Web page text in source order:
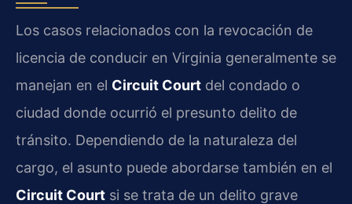
Los casos relacionados con la revocación de
licencia de conducir en Virginia generalmente se
manejan en el Circuit Court del condado o
ciudad donde ocurrió el presunto delito de
tránsito. Dependiendo de la naturaleza del
cargo, el asunto puede abordarse también en el
Circuit Court si se trata de un delito grave